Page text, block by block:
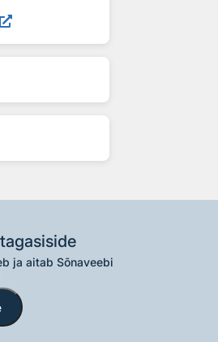
ja aitab Sõnaveebi